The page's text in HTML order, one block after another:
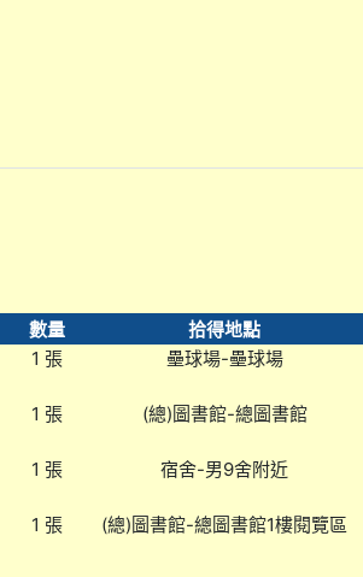
數量
拾得地點
1 張 壘球場-壘球場
1 張 (總)圖書館-總圖書館
1 張 宿舍-男9舍附近
1 張 (總)圖書館-總圖書館1樓閱覽區